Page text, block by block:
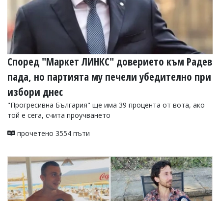
Според "Маркет ЛИНКС" доверието към Радев
пада, но партията му печели убедително при
избори днес
"Прогресивна България" ще има 39 процента от вота, ако
той е сега, счита проучването
прочетено 3554 пъти